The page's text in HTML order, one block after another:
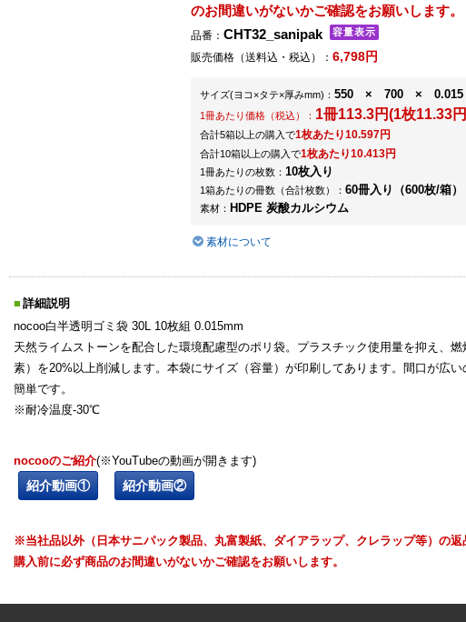
のお間違いがないかご確認をお願いします。
品番： CHT32_sanipak
販売価格（送料込・税込）： 6,798円
サイズ(ヨコ×タテ×厚みmm) ： 550 × 700 × 0.015
1冊あたり価格（税込）： 1冊113.3円(1枚11.33
合計5箱以上の購入で1枚あたり10.597円
合計10箱以上の購入で1枚あたり10.413円
1冊あたりの枚数： 10枚入り
1箱あたりの冊数（合計枚数）： 60冊入り（600枚/箱）
素材： HDPE 炭酸カルシウム
素材について
詳細説明
nocoo白半透明ゴミ袋 30L 10枚組 0.015mm
天然ライムストーンを配合した環境配慮型のポリ袋。プラスチック使用量を抑え、
素）を20%以上削減します。本袋にサイズ（容量）が印刷してあります。間口が広
簡単です。
※耐冷温度-30℃
nocooのご紹介(※YouTubeの動画が開きます)
紹介動画① 紹介動画②
※当社品以外（日本サニパック製品、丸富製紙、ダイアラップ、クレラップ等）の
購入前に必ず商品のお間違いがないかご確認をお願いします。